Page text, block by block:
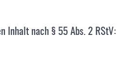
Inhalt nach § 55 Abs. 2 RStV: